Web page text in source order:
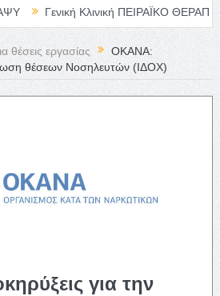
Κλινική ΠΕΙΡΑΪΚΟ ΘΕΡΑΠΕΥΤΗΡΙΟ Α.
θέσεις εργασίας
ΟΚΑΝΑ:
θέσεων Νοσηλευτών (ΙΔΟΧ)
για την